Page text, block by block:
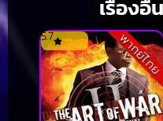
เรื่องอื่
พากย์ไ
5.7